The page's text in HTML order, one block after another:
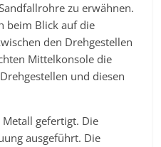
zu erwähnen.
beim Blick auf die
den Drehgestellen
Mittelkonsole die
und diesen
gefertigt. Die
ausgeführt. Die